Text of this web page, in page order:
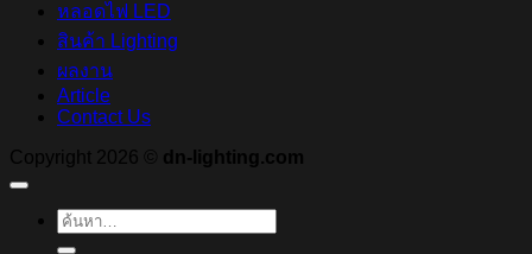
หลอดไฟ LED
สินค้า Lighting
ผลงาน
Article
Contact Us
Copyright 2026 © dn-lighting.com
ค้นหา: